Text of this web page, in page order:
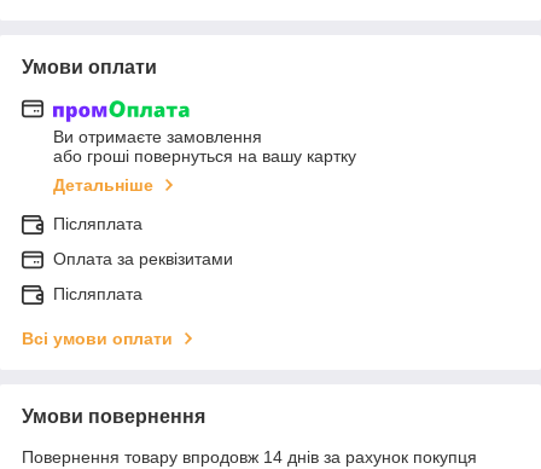
Умови оплати
Ви отримаєте замовлення
або гроші повернуться на вашу картку
Детальніше
Післяплата
Оплата за реквізитами
Післяплата
Всі умови оплати
Умови повернення
Повернення товару впродовж 14 днів за рахунок покупця